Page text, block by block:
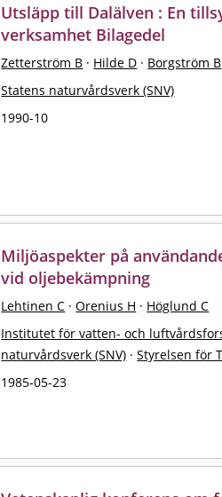
Utsläpp till Dalälven : En
verksamhet Bilagedel
Zetterström B · Hilde D · Borgström B
Statens naturvårdsverk (SNV)
1990-10
Miljöaspekter på
vid oljebekämpning
Lehtinen C · Orenius H · Höglund C
Institutet för vatten- och
naturvårdsverk (SNV) · Styrelsen för
1985-05-23